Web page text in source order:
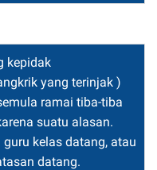
kepidak
yang terinjak )
ramai tiba-tiba
suatu alasan.
kelas datang, atau
datang.